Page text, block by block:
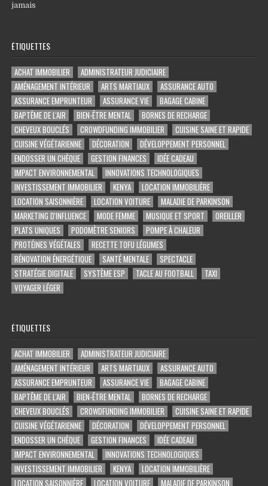
jamais
ÉTIQUETTES
ACHAT IMMOBILIER
ADMINISTRATEUR JUDICIAIRE
AMÉNAGEMENT INTÉRIEUR
ARTS MARTIAUX
ASSURANCE AUTO
ASSURANCE EMPRUNTEUR
ASSURANCE VIE
BAGAGE CABINE
BAPTÊME DE L'AIR
BIEN-ÊTRE MENTAL
BORNES DE RECHARGE
CHEVEUX BOUCLÉS
CROWDFUNDING IMMOBILIER
CUISINE SAINE ET RAPIDE
CUISINE VÉGÉTARIENNE
DÉCORATION
DÉVELOPPEMENT PERSONNEL
ENDOSSER UN CHÈQUE
GESTION FINANCES
IDÉE CADEAU
IMPACT ENVIRONNEMENTAL
INNOVATIONS TECHNOLOGIQUES
INVESTISSEMENT IMMOBILIER
KENYA
LOCATION IMMOBILIÈRE
LOCATION SAISONNIÈRE
LOCATION VOITURE
MALADIE DE PARKINSON
MARKETING D'INFLUENCE
MODE FEMME MUSIQUE ET SPORT
OREILLER
PLATS UNIQUES
PODOMÈTRE SENIORS
POMPE À CHALEUR
PROTÉINES VÉGÉTALES
RECETTE TOFU LÉGUMES
RÉNOVATION ÉNERGÉTIQUE
SANTÉ MENTALE
SPECTACLE
STRATÉGIE DIGITALE
SYSTÈME ESP TACLE AU FOOTBALL
TAXI
VOYAGER LÉGER
ÉTIQUETTES
ACHAT IMMOBILIER
ADMINISTRATEUR JUDICIAIRE
AMÉNAGEMENT INTÉRIEUR
ARTS MARTIAUX
ASSURANCE AUTO
ASSURANCE EMPRUNTEUR
ASSURANCE VIE
BAGAGE CABINE
BAPTÊME DE L'AIR
BIEN-ÊTRE MENTAL
BORNES DE RECHARGE
CHEVEUX BOUCLÉS
CROWDFUNDING IMMOBILIER
CUISINE SAINE ET RAPIDE
CUISINE VÉGÉTARIENNE
DÉCORATION
DÉVELOPPEMENT PERSONNEL
ENDOSSER UN CHÈQUE
GESTION FINANCES
IDÉE CADEAU
IMPACT ENVIRONNEMENTAL
INNOVATIONS TECHNOLOGIQUES
INVESTISSEMENT IMMOBILIER
KENYA
LOCATION IMMOBILIÈRE
LOCATION SAISONNIÈRE
LOCATION VOITURE MALADIE DE PARKINSON